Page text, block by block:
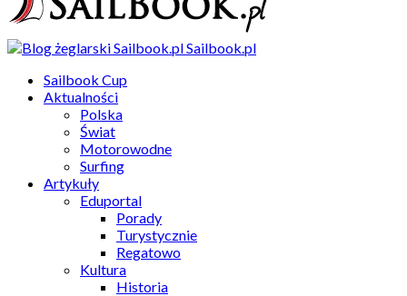
Sailbook.pl
Sailbook Cup
Aktualności
Polska
Świat
Motorowodne
Surfing
Artykuły
Eduportal
Porady
Turystycznie
Regatowo
Kultura
Historia